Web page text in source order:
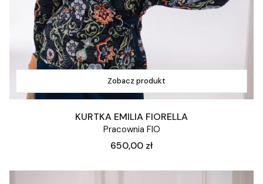
Zobacz produkt
KURTKA EMILIA FIORELLA
Pracownia FIO
Cena
650,00 zł